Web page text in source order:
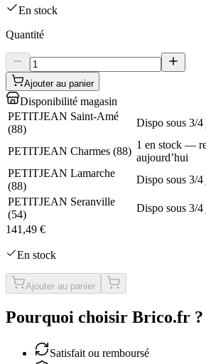
En stock
Quantité
Ajouter au panier
Disponibilité magasin
PETITJEAN Saint-Amé
(88)
Dispo sous 3/4
PETITJEAN Charmes (88)
1 en stock —
aujourd’hui
PETITJEAN Lamarche
(88)
Dispo sous 3/4
PETITJEAN Seranville
(54)
Dispo sous 3/4
141,49 €
En stock
Ajouter au panier
Pourquoi choisir Brico.fr ?
Satisfait ou remboursé